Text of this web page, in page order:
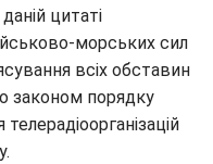
цитаті
морських сил
всіх обставин
законом порядку